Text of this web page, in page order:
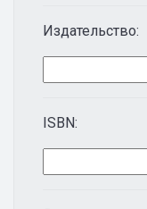
Издательство:
ISBN: